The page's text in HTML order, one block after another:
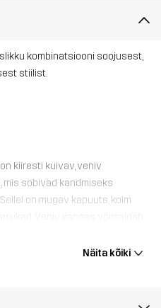
kombinatsiooni soojusest,
stiilist.
kiiresti kuivav, veniv
sobivad kandmiseks
on mugav kapuuts, kolm
kapuutsiga pusa täiustatud
Näita kõiki